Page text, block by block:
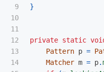
9
10
11
12
13
14
}
private static
Pattern p =
Matcher m = p.